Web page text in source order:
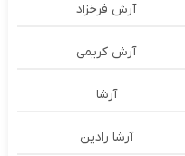
آرش فرخزاد
آرش کریمی
آرشا
آرشا رادین